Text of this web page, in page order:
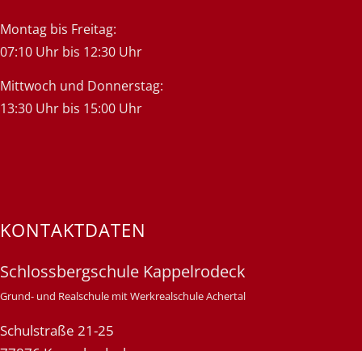
Montag bis Freitag:
07:10 Uhr bis 12:30 Uhr
Mittwoch und Donnerstag:
13:30 Uhr bis 15:00 Uhr
KONTAKTDATEN
Schlossbergschule Kappelrodeck
Grund- und Realschule mit Werkrealschule Achertal
Schulstraße 21-25